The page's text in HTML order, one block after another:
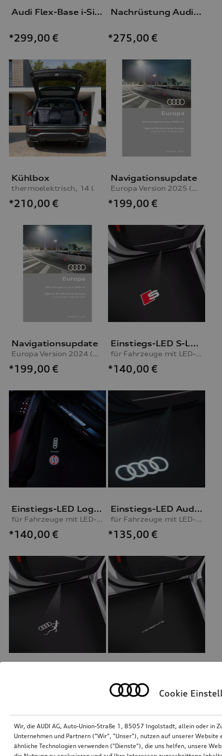
Audi Flex-Base i-Size
*299,00 €
Nachrüstung Audi Smartphone-Interface
*275,00 €
Kühlbox
thermoelektrisch, 14 l
*210,00 €
Navigationsupdate
Europa Version 2025 (MIB2-H)
*199,00 €
Navigationsupdate
Europa Version 2024 (MIB-H)
*199,00 €
Einstiegs-LED S-Logo
für Fahrzeuge mit LED-Einstiegsleuchten
*140,00 €
Einstiegs-LED Logo FC Bayern München und Audi Ringe
für Fahrzeuge mit LED-Einstiegsleuchten
*140,00 €
Einstiegs-LED Audi Ringe
für Fahrzeuge mit LED-Einstiegsleuchten
*135,00 €
*135,00
Cookie
Wir, die AUDI AG, Auto-Union-Straße 1, 85057 Ingolstadt, allein oder in
Unternehmen und Partnern ("Wir", "Unser"), nutzen auf unserer Website
ähnliche Technologien verwenden ("Dienste"), die uns helfen, unsere